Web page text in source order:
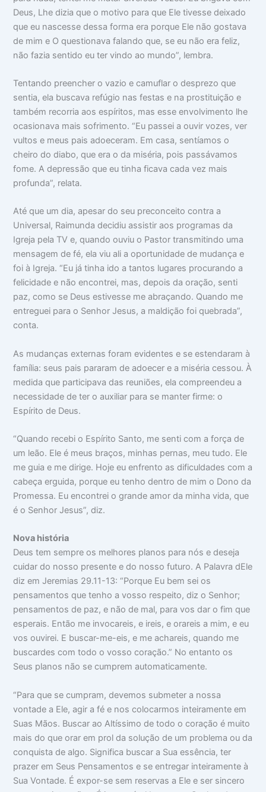
Deus, Lhe dizia que o motivo para que Ele tivesse deixado
que eu nascesse dessa forma era porque Ele não gostava
de mim e O questionava falando que, se eu não era feliz,
não fazia sentido eu ter vindo ao mundo”, lembra.
Tentando preencher o vazio e camuflar o desprezo que
sentia, ela buscava refúgio nas festas e na prostituição e
também recorria aos espíritos, mas esse envolvimento lhe
ocasionava mais sofrimento. “Eu passei a ouvir vozes, ver
vultos e meus pais adoeceram. Em casa, sentíamos o
cheiro do diabo, que era o da miséria, pois passávamos
fome. A depressão que eu tinha ficava cada vez mais
profunda”, relata.
Até que um dia, apesar do seu preconceito contra a
Universal, Raimunda decidiu assistir aos programas da
Igreja pela TV e, quando ouviu o Pastor transmitindo uma
mensagem de fé, ela viu ali a oportunidade de mudança e
foi à Igreja. “Eu já tinha ido a tantos lugares procurando a
felicidade e não encontrei, mas, depois da oração, senti
paz, como se Deus estivesse me abraçando. Quando me
entreguei para o Senhor Jesus, a maldição foi quebrada”,
conta.
As mudanças externas foram evidentes e se estendaram à
família: seus pais pararam de adoecer e a miséria cessou. À
medida que participava das reuniões, ela compreendeu a
necessidade de ter o auxiliar para se manter firme: o
Espírito de Deus.
“Quando recebi o Espírito Santo, me senti com a força de
um leão. Ele é meus braços, minhas pernas, meu tudo. Ele
me guia e me dirige. Hoje eu enfrento as dificuldades com a
cabeça erguida, porque eu tenho dentro de mim o Dono da
Promessa. Eu encontrei o grande amor da minha vida, que
é o Senhor Jesus”, diz.
Nova história
Deus tem sempre os melhores planos para nós e deseja
cuidar do nosso presente e do nosso futuro. A Palavra dEle
diz em Jeremias 29.11-13: “Porque Eu bem sei os
pensamentos que tenho a vosso respeito, diz o Senhor;
pensamentos de paz, e não de mal, para vos dar o fim que
esperais. Então me invocareis, e ireis, e orareis a mim, e eu
vos ouvirei. E buscar-me-eis, e me achareis, quando me
buscardes com todo o vosso coração.” No entanto os
Seus planos não se cumprem automaticamente.
“Para que se cumpram, devemos submeter a nossa
vontade a Ele, agir a fé e nos colocarmos inteiramente em
Suas Mãos. Buscar ao Altíssimo de todo o coração é muito
mais do que orar em prol da solução de um problema ou da
conquista de algo. Significa buscar a Sua essência, ter
prazer em Seus Pensamentos e se entregar inteiramente à
Sua Vontade. É expor-se sem reservas a Ele e ser sincero